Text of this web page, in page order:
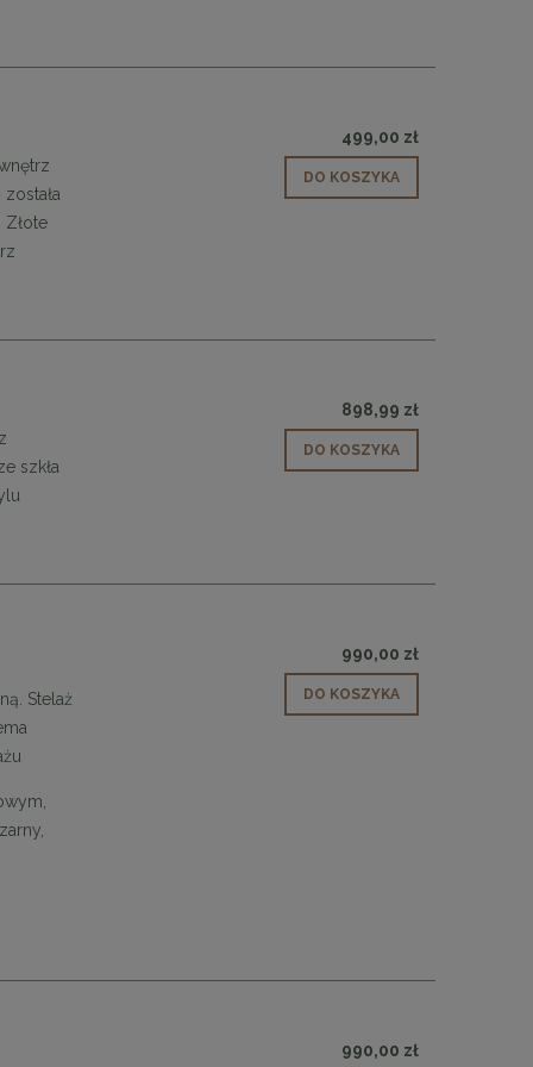
Panele ścienne tapicerowane 70 x 30
Złote
499,00 zł
DO KOSZYKA
szkła
898,99 zł
DO KOSZYKA
Stelaż
990,00 zł
DO KOSZYKA
990,00 zł